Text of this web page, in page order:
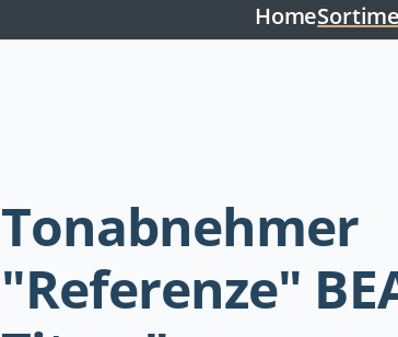
Home
Tonabnehmer
"Referenze"